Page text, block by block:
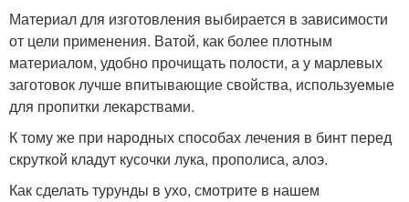
Материал для изготовления выбирается в зависимости
от цели применения. Ватой, как более плотным
материалом, удобно прочищать полости, а у марлевых
заготовок лучше впитывающие свойства, используемые
для пропитки лекарствами.
К тому же при народных способах лечения в бинт перед
скруткой кладут кусочки лука, прополиса, алоэ.
Как сделать турунды в ухо, смотрите в нашем